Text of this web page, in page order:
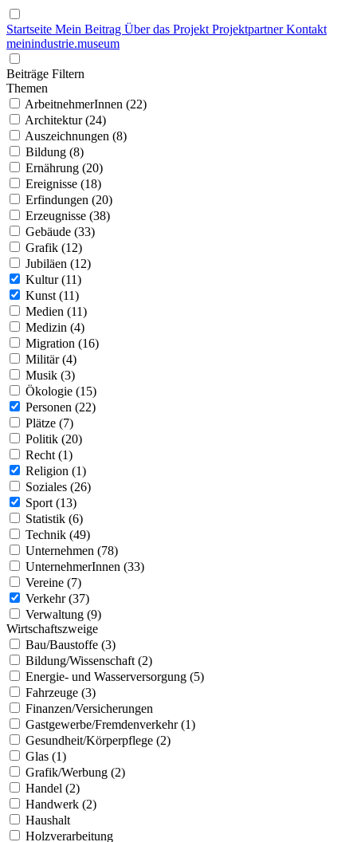
Startseite Mein Beitrag Über das Projekt ProjektpartnerKontakt
meinindustrie.museum
Beiträge Filtern
Themen
ArbeitnehmerInnen (22)
Architektur (24)
Auszeichnungen (8)
Bildung (8)
Ernährung (20)
Ereignisse (18)
Erfindungen (20)
Erzeugnisse (38)
Gebäude (33)
Grafik (12)
Jubiläen (12)
Kultur (11)
Kunst (11)
Medien (11)
Medizin (4)
Migration (16)
Militär (4)
Musik (3)
Ökologie (15)
Personen (22)
Plätze (7)
Politik (20)
Recht (1)
Religion (1)
Soziales (26)
Sport (13)
Statistik (6)
Technik (49)
Unternehmen (78)
UnternehmerInnen (33)
Vereine (7)
Verkehr (37)
Verwaltung (9)
Wirtschaftszweige
Bau/Baustoffe (3)
Bildung/Wissenschaft (2)
Energie- und Wasserversorgung (5)
Fahrzeuge (3)
Finanzen/Versicherungen
Gastgewerbe/Fremdenverkehr (1)
Gesundheit/Körperpflege (2)
Glas (1)
Grafik/Werbung (2)
Handel (2)
Handwerk (2)
Haushalt
Holzverarbeitung